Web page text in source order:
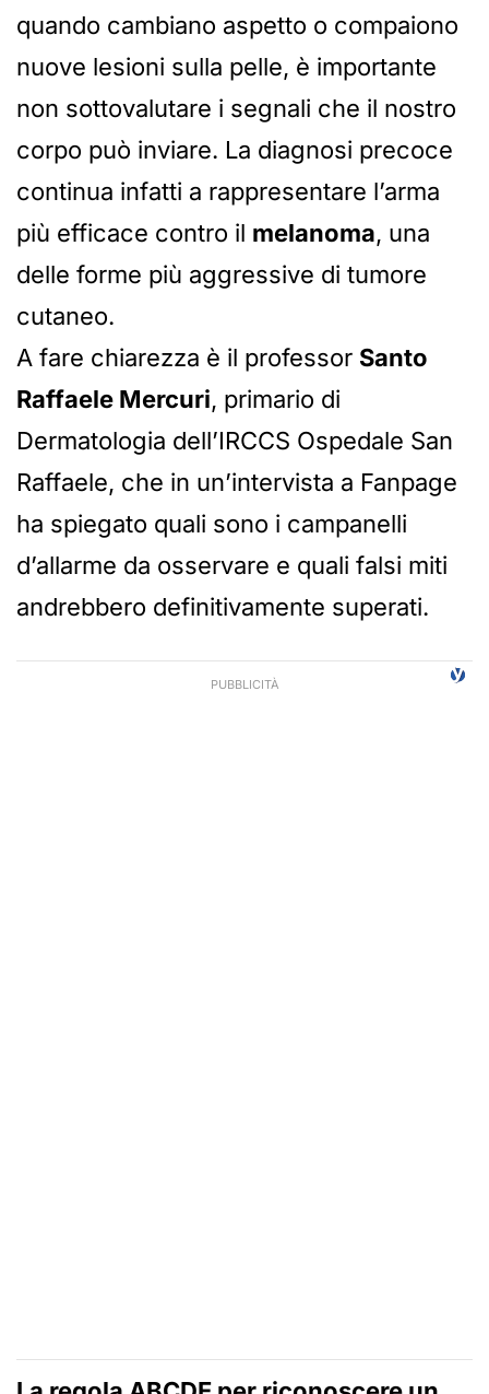
quando cambiano aspetto o compaiono
nuove lesioni sulla pelle, è importante
non sottovalutare i segnali che il nostro
corpo può inviare. La diagnosi precoce
continua infatti a rappresentare l’arma
più efficace contro il melanoma, una
delle forme più aggressive di tumore
cutaneo.
A fare chiarezza è il professor Santo
Raffaele Mercuri, primario di
Dermatologia dell’IRCCS Ospedale San
Raffaele, che in un’intervista a Fanpage
ha spiegato quali sono i campanelli
d’allarme da osservare e quali falsi miti
andrebbero definitivamente superati.